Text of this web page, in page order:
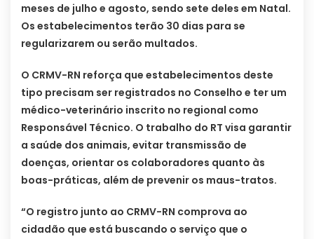
meses de julho e agosto, sendo sete deles em Natal.
Os estabelecimentos terão 30 dias para se
regularizarem ou serão multados.
O CRMV-RN reforça que estabelecimentos deste
tipo precisam ser registrados no Conselho e ter um
médico-veterinário inscrito no regional como
Responsável Técnico. O trabalho do RT visa garantir
a saúde dos animais, evitar transmissão de
doenças, orientar os colaboradores quanto às
boas-práticas, além de prevenir os maus-tratos.
“O registro junto ao CRMV-RN comprova ao
cidadão que está buscando o serviço que o